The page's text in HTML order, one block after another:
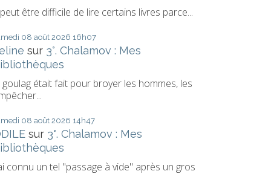
être difficile de lire certains livres parce...
08 août 2026 16h07
sur 3°. Chalamov : Mes
goulag était fait pour broyer les hommes, les
08 août 2026 14h47
sur 3°. Chalamov : Mes
connu un tel "passage à vide" après un gros